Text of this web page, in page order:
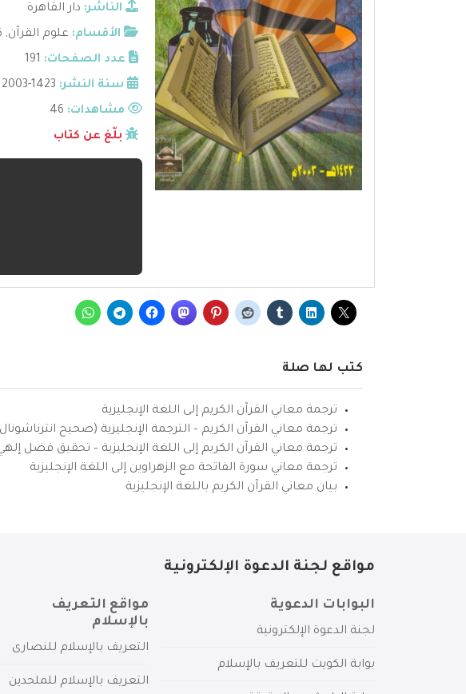
الناشر: دار القاهرة
الأقسام: علوم القرآن,
عدد الصفحات: 191
سنة النشر: 1423-2003
مشاهدات:
بلّغ عن كتاب
كتب لها صلة
ترجمة معاني القرآن الكريم إلى اللغة الإنجليزية
ترجمة معاني القرآن الكريم – الترجمة الإنجليزية (صحيح
ترجمة معاني القرآن الكريم إلى اللغة الإنجليزية – تحقيق فضل
ترجمة معاني سورة الفاتحة مع الزهراوين إلى اللغة الإنجليزية
بيان معاني القرآن الكريم باللغة الإنجليزية
مواقع لجنة الدعوة الإلكترونية
البوابات الدعوية
لجنة الدعوة الإلكترونية
بوابة الكويت للتعريف بالإسلام
مواقع التعريف
بالإسلام
التعريف بالإسلام للنصارى
التعريف بالإسلام للملحدين